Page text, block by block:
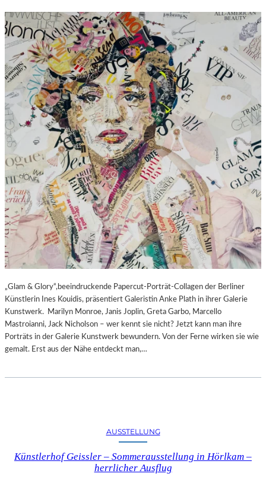
„Glam & Glory“,beeindruckende Papercut-Porträt-Collagen der Berliner
Künstlerin Ines Kouidis, präsentiert Galeristin Anke Plath in ihrer Galerie
Kunstwerk. Marilyn Monroe, Janis Joplin, Greta Garbo, Marcello
Mastroianni, Jack Nicholson – wer kennt sie nicht? Jetzt kann man ihre
Porträts in der Galerie Kunstwerk bewundern. Von der Ferne wirken sie wie
gemalt. Erst aus der Nähe entdeckt man,…
AUSSTELLUNG
Künstlerhof Geissler – Sommerausstellung in Hörlkam –
herrlicher Ausflug